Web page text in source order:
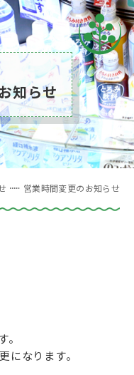
知らせ
営業時間変更のお知らせ
になります。